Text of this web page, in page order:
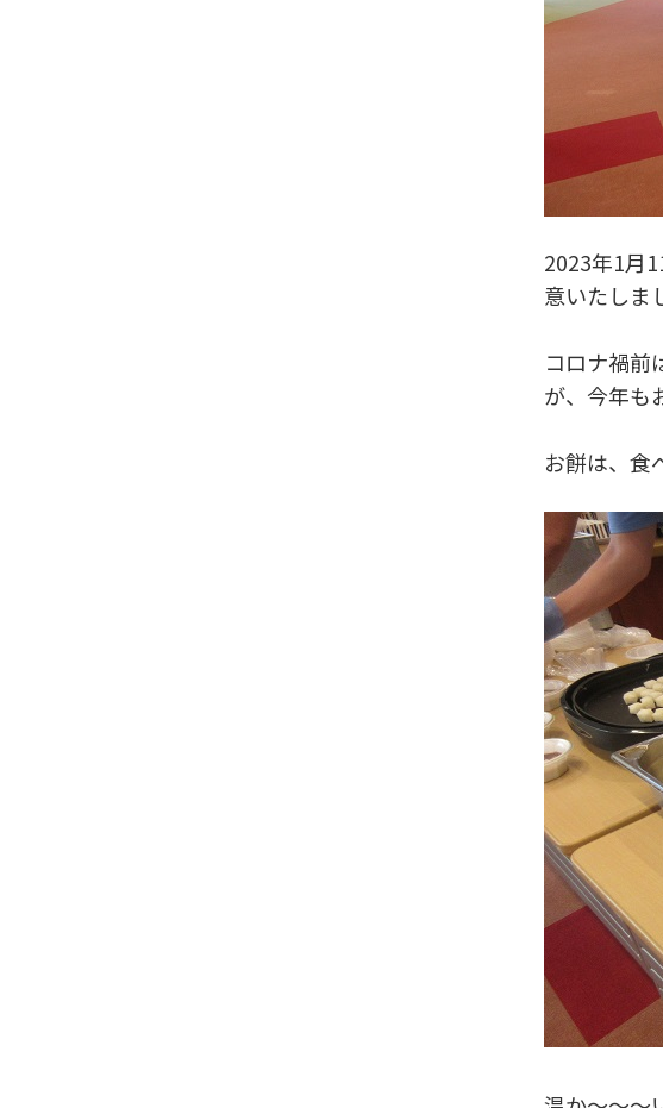
2023年1月
意いたしま
コロナ禍前
が、今年も
お餅は、食